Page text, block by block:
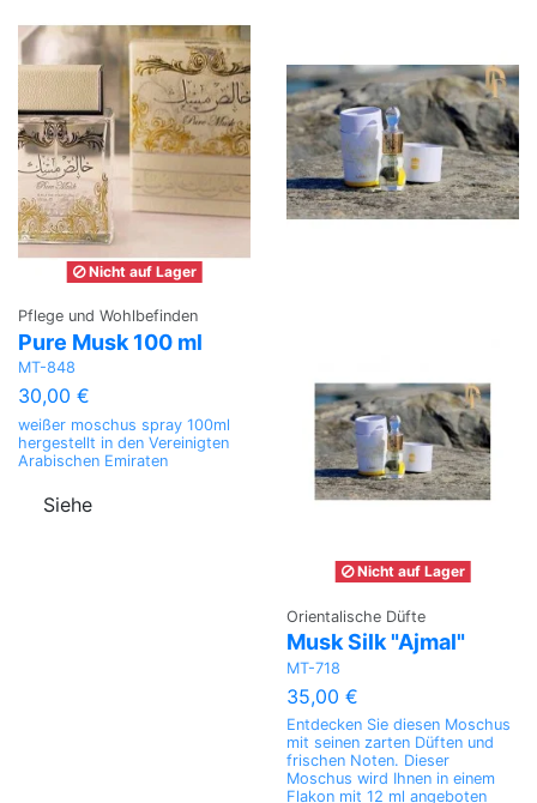
Nicht auf Lager
Pflege und Wohlbefinden
Pure Musk 100 ml
MT-848
30,00 €
weißer moschus spray 100ml
hergestellt in den Vereinigten
Arabischen Emiraten
Siehe
Nicht auf Lager
Orientalische Düfte
Musk Silk "Ajmal"
MT-718
35,00 €
Entdecken Sie diesen Moschus
mit seinen zarten Düften und
frischen Noten. Dieser
Moschus wird Ihnen in einem
Flakon mit 12 ml angeboten